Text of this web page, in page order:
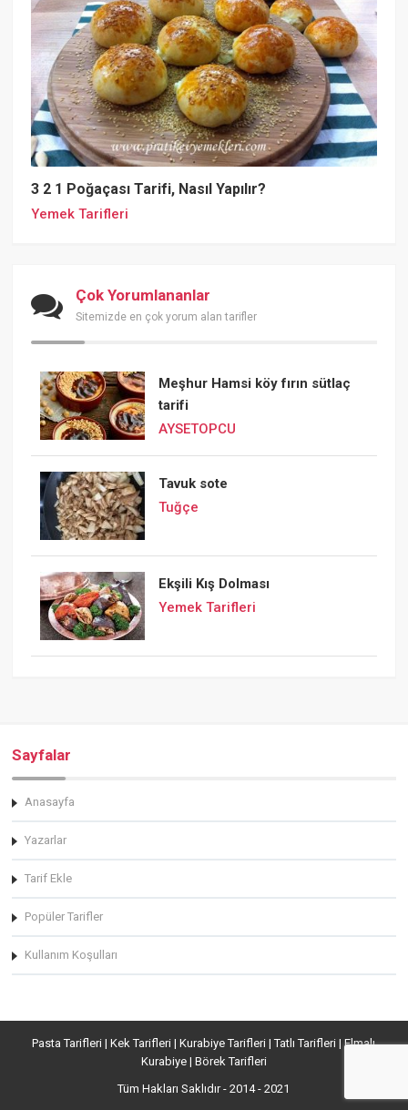
3 2 1 Poğaçası Tarifi, Nasıl Yapılır?
Yemek Tarifleri
Çok Yorumlananlar
Sitemizde en çok yorum alan tarifler
Meşhur Hamsi köy fırın sütlaç
tarifi
AYSETOPCU
Tavuk sote
Tuğçe
Ekşili Kış Dolması
Yemek Tarifleri
Sayfalar
Anasayfa
Yazarlar
Tarif Ekle
Popüler Tarifler
Kullanım Koşulları
Pasta Tarifleri | Kek Tarifleri | Kurabiye Tarifleri | Tatlı Tarifleri | Elmalı
Kurabiye | Börek Tarifleri
Tüm Hakları Saklıdır - 2014 - 2021